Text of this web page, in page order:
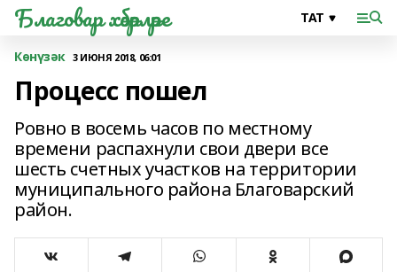
Благовар хәбәрләре
Көнүзәк 3 ИЮНЯ 2018, 06:01
Процесс пошел
Ровно в восемь часов по местному
времени распахнули свои двери все
шесть счетных участков на территории
муниципального района Благоварский
район.